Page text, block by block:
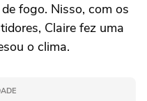
fogo. Nisso, com os
Claire fez uma
o clima.